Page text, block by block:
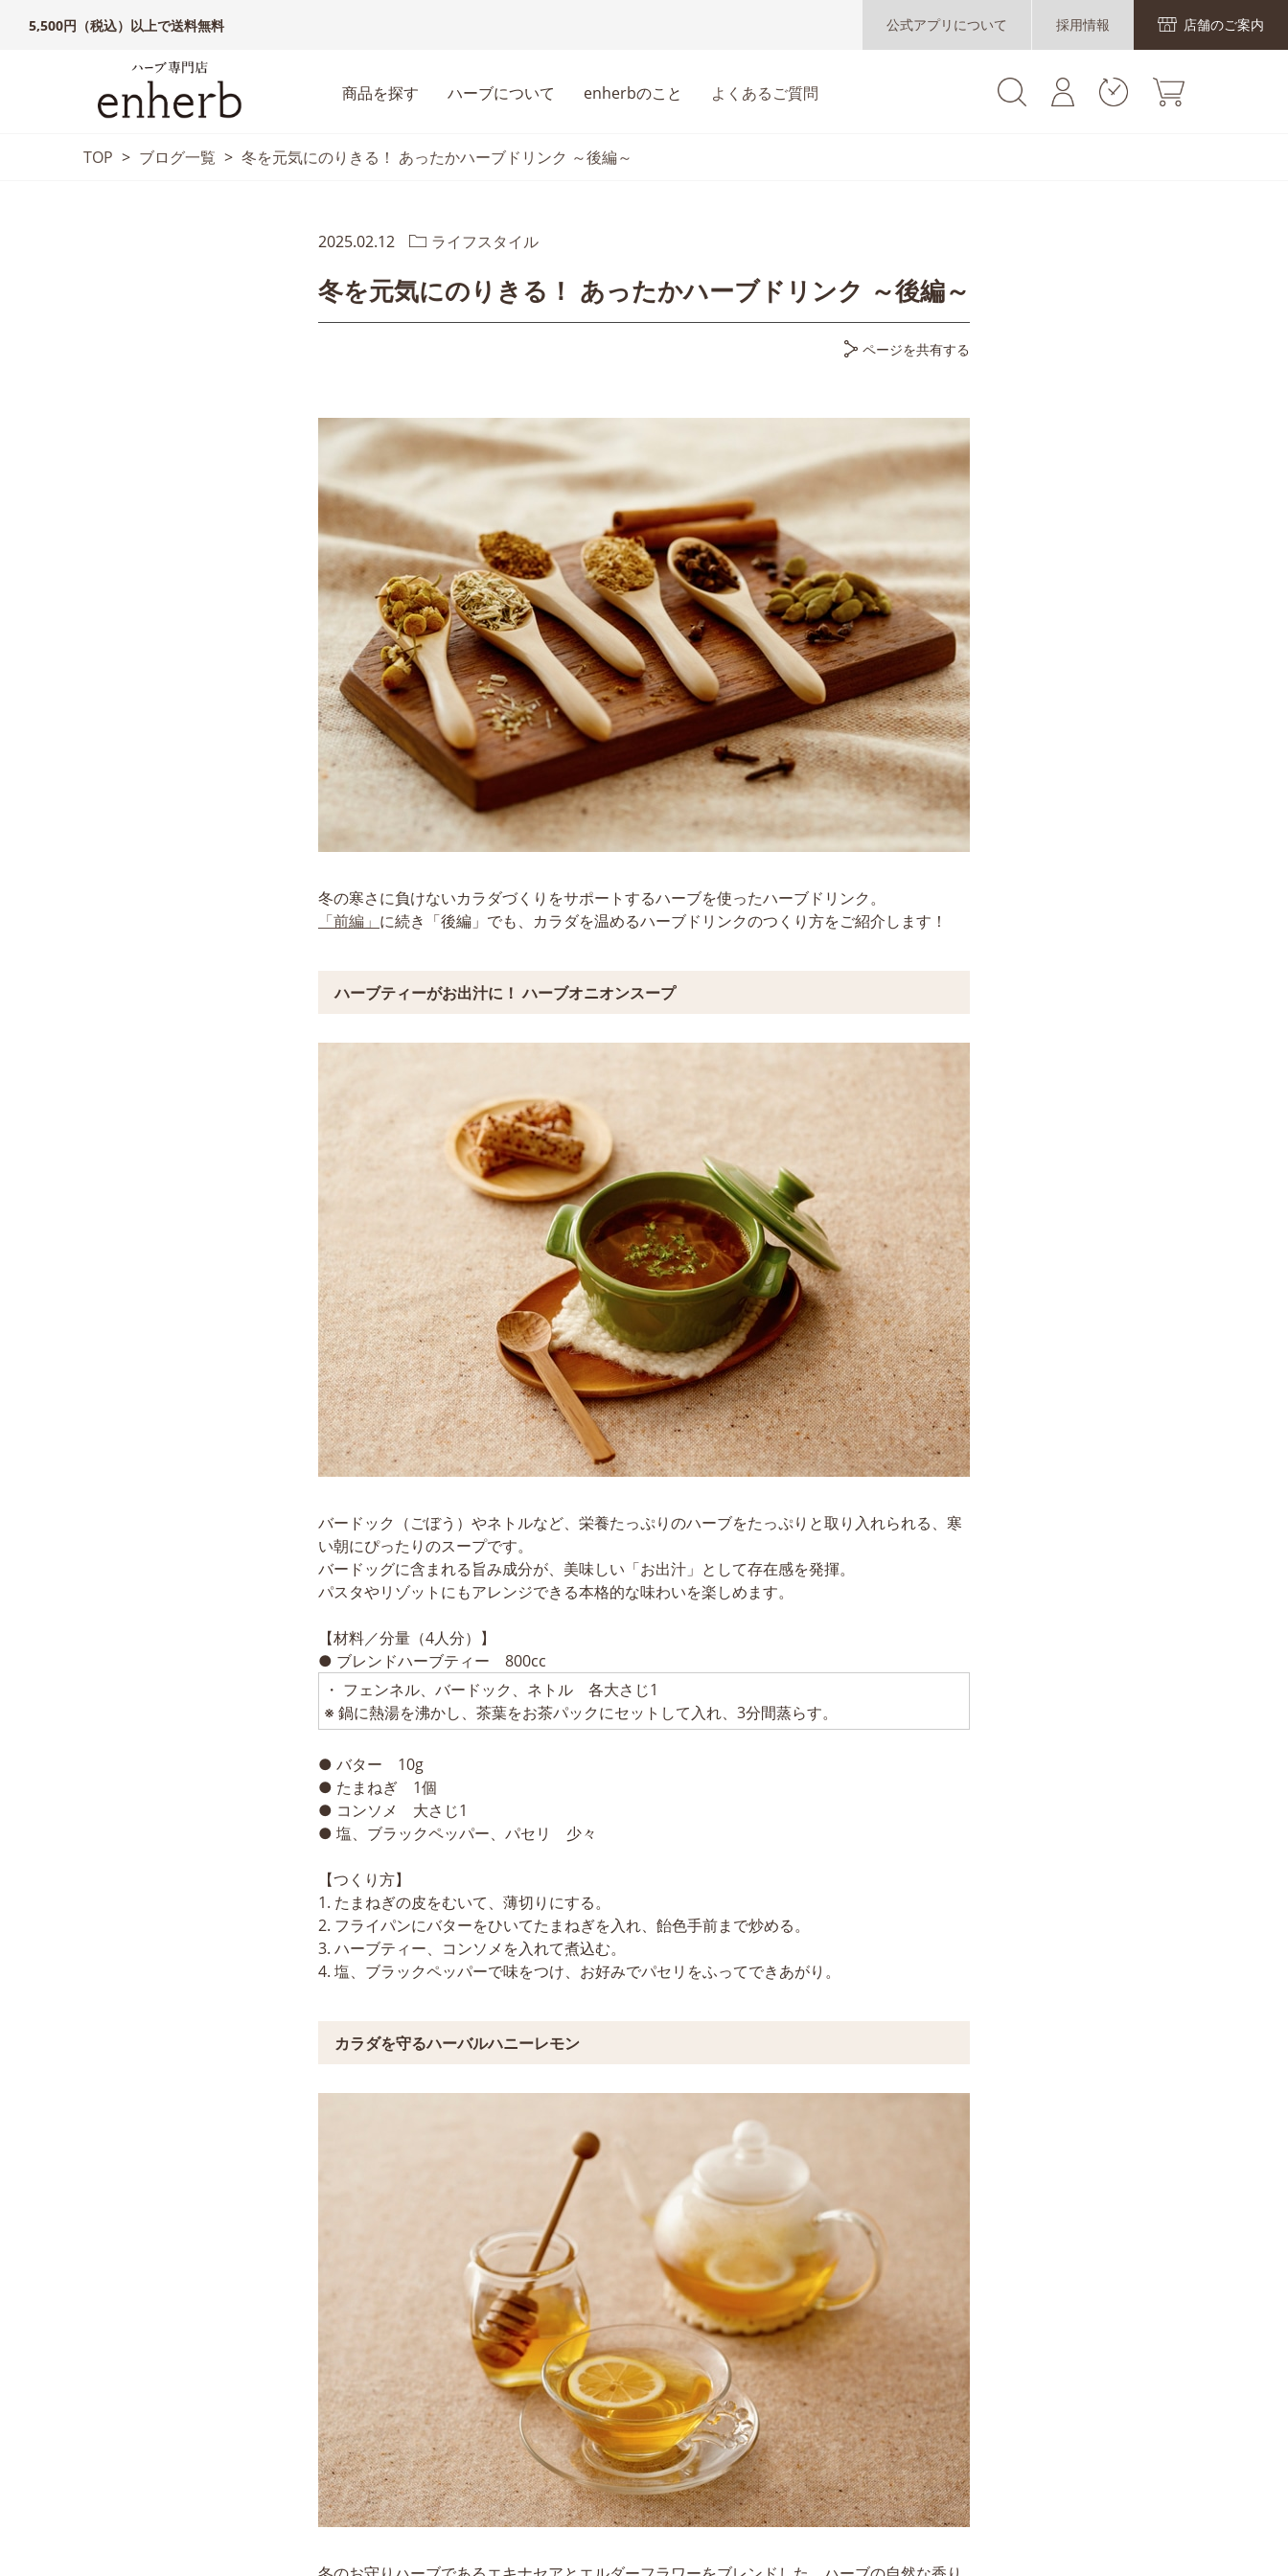
5,500円（税込）以上で送料無料 公式アプリについて 採用情報 店舗のご案内
商品を探す ハーブについて enherbのこと よくあるご質問
TOP > ブログ一覧 > 冬を元気にのりきる！ あったかハーブドリンク ～後編～
2025.02.12 ライフスタイル
冬を元気にのりきる！ あったかハーブドリンク ～後編～
ページを共有する
冬の寒さに負けないカラダづくりをサポートするハーブを使ったハーブドリンク。
「前編」 に続き「後編」でも、カラダを温めるハーブドリンクのつくり方をご紹介します！
ハーブティーがお出汁に！ ハーブオニオンスープ
バードック（ごぼう）やネトルなど、栄養たっぷりのハーブをたっぷりと取り入れられる、寒
い朝にぴったりのスープです。
バードッグに含まれる旨み成分が、美味しい「お出汁」として存在感を発揮。
パスタやリゾットにもアレンジできる本格的な味わいを楽しめます。
【材料／分量（4人分）】
● ブレンドハーブティー 800cc
・ フェンネル、バードック、ネトル 各大さじ1
※ 鍋に熱湯を沸かし、茶葉をお茶パックにセットして入れ、3分間蒸らす。
● バター 10g
● たまねぎ 1個
● コンソメ 大さじ1
● 塩、ブラックペッパー、パセリ 少々
【つくり方】
1. たまねぎの皮をむいて、薄切りにする。
2. フライパンにバターをひいてたまねぎを入れ、飴色手前まで炒める。
3. ハーブティー、コンソメを入れて煮込む。
4. 塩、ブラックペッパーで味をつけ、お好みでパセリをふってできあがり。
カラダを守るハーバルハニーレモン